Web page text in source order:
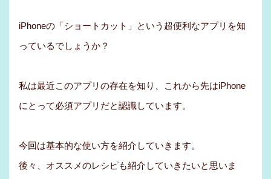
iPhoneの「ショートカット」という超便利なアプリを知
っているでしょうか？
私は最近このアプリの存在を知り、これから先はiPhone
にとって必須アプリだと認識しています。
今回は基本的な使い方を紹介していきます。
後々、オススメのレシピも紹介していきたいと思いま